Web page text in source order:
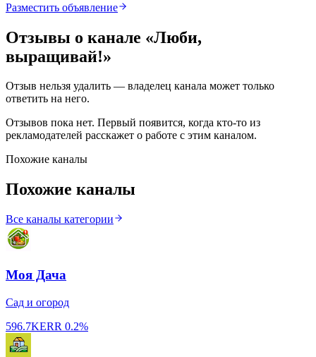
Разместить объявление
Отзывы о канале «Люби,
выращивай!»
Отзыв нельзя удалить — владелец канала может только
ответить на него.
Отзывов пока нет. Первый появится, когда кто-то из
рекламодателей расскажет о работе с этим каналом.
Похожие каналы
Похожие каналы
Все каналы категории
Моя Дача
Сад и огород
596.7KERR 0.2%